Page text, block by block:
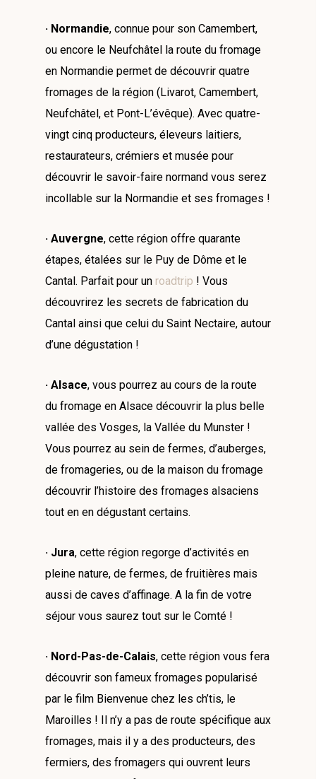
· Normandie, connue pour son Camembert,
ou encore le Neufchâtel la route du fromage
en Normandie permet de découvrir quatre
fromages de la région (Livarot, Camembert,
Neufchâtel, et Pont-L’évêque). Avec quatre-
vingt cinq producteurs, éleveurs laitiers,
restaurateurs, crémiers et musée pour
découvrir le savoir-faire normand vous serez
incollable sur la Normandie et ses fromages !
· Auvergne, cette région offre quarante
étapes, étalées sur le Puy de Dôme et le
Cantal. Parfait pour un roadtrip ! Vous
découvrirez les secrets de fabrication du
Cantal ainsi que celui du Saint Nectaire, autour
d’une dégustation !
· Alsace, vous pourrez au cours de la route
du fromage en Alsace découvrir la plus belle
vallée des Vosges, la Vallée du Munster !
Vous pourrez au sein de fermes, d’auberges,
de fromageries, ou de la maison du fromage
découvrir l’histoire des fromages alsaciens
tout en en dégustant certains.
· Jura, cette région regorge d’activités en
pleine nature, de fermes, de fruitières mais
aussi de caves d’affinage. A la fin de votre
séjour vous saurez tout sur le Comté !
· Nord-Pas-de-Calais, cette région vous fera
découvrir son fameux fromages popularisé
par le film Bienvenue chez les ch’tis, le
Maroilles ! Il n’y a pas de route spécifique aux
fromages, mais il y a des producteurs, des
fermiers, des fromagers qui ouvrent leurs